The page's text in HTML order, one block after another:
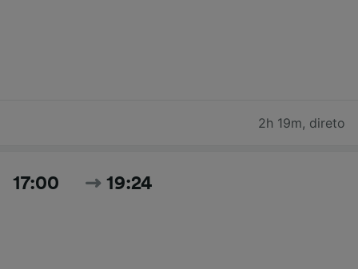
2h 19m, direto
17:00 19:24